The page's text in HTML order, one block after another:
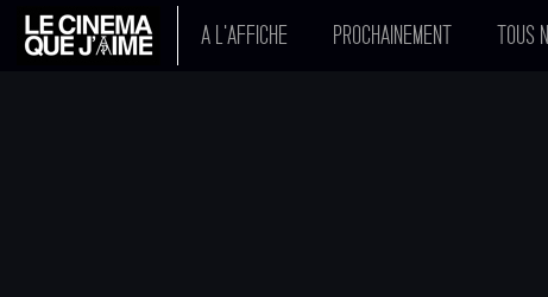
A L'AFFICHE PROCHAINEMENT TOUS